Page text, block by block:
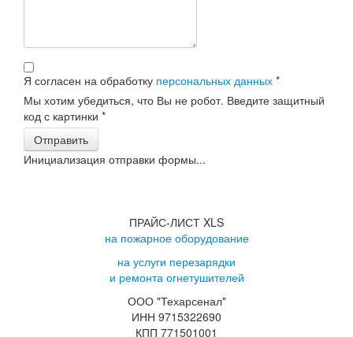
Я согласен на обработку персональных данных *
Мы хотим убедиться, что Вы не робот. Введите защитный
код с картинки *
Отправить
Инициализация отправки формы...
ПРАЙС-ЛИСТ XLS
на пожарное оборудование
на услуги перезарядки
и ремонта огнетушителей
ООО "Техарсенал"
ИНН 9715322690
КПП 771501001